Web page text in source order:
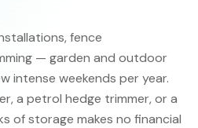
fence
— garden and outdoor
intense weekends per year.
a petrol hedge trimmer, or a
of storage makes no financial